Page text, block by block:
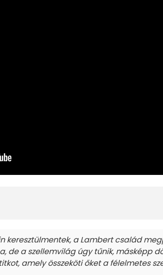
keresztülmentek, a Lambert család
de a szellemvilág úgy tűnik, másképp
amely összeköti őket a félelmetes